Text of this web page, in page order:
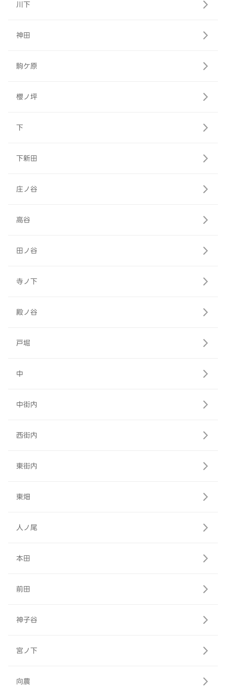
川下
神田
駒ケ原
櫻ノ坪
下
下新田
庄ノ谷
高谷
田ノ谷
寺ノ下
殿ノ谷
戸堀
中
中街内
西街内
東街内
東畑
人ノ尾
本田
前田
神子谷
宮ノ下
向農